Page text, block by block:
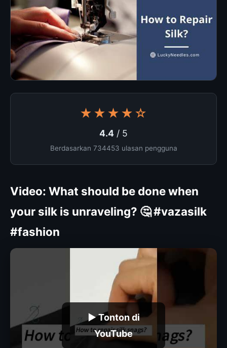
★★★★☆
4.4 / 5
Berdasarkan 734453 ulasan pengguna
Video: What should be done when
your silk is unraveling? 🤔 #vazasilk
#fashion
▶ Tonton di
YouTube